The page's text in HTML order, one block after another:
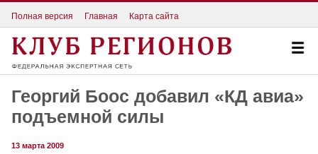
Полная версия Главная Карта сайта
Георгий Боос добавил «КД авиа»
подъемной силы
13 марта 2009